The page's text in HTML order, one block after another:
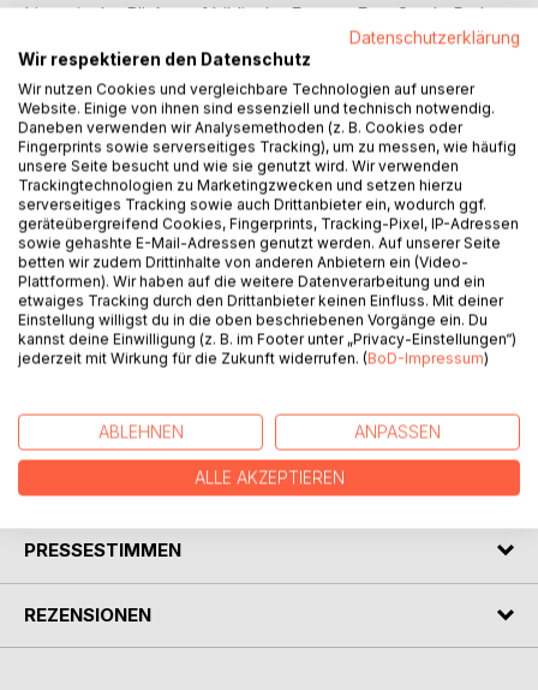
Literarische Blicke auf biblische Frauen. Eva, Sarah, Ruth,
Judith, Sulamith. Sie sind Heilige und Verführerinnen,
Mörderinnen, Mütter und Geliebte. Sie sind wissbegierig,
sanft, fromm und kämpferisch: Was ist interessant an
diesen Frauenfiguren? Sie sind allesamt Modelle für
religiöses Denken und Handeln. Und sie waren und sind
immer Impulsgeberinnen für literarisches und
künstlerisches Arbeiten.
Die Autorinnen dieses Bandes haben sich auf die Spuren
dieser Frauen begeben, haben sie ausgewertet und sich
entweder literaturwissenschaftlich oder literarisch ihren
Geschichten genähert. Die hier versammelten Beiträge
konfrontieren die biblischen Texte und ihre literarischen
sowie auch künstlerischen Adaptionen mit einer zum Teil
sehr individuellen Lesart, so dass von vertrauten Blicken
Geschichten und Lesarten entstehen
PRESSESTIMMEN
REZENSIONEN
Datenschutzerklärung
Wir respektieren den Datenschutz
Wir nutzen Cookies und vergleichbare Technologien auf unserer
Website. Einige von ihnen sind essenziell und technisch notwendig.
Daneben verwenden wir Analysemethoden (z. B. Cookies oder
Fingerprints sowie serverseitiges Tracking), um zu messen, wie häufig
unsere Seite besucht und wie sie genutzt wird. Wir verwenden
Trackingtechnologien zu Marketingzwecken und setzen hierzu
serverseitiges Tracking sowie auch Drittanbieter ein, wodurch ggf.
geräteübergreifend Cookies, Fingerprints, Tracking-Pixel, IP-Adressen
sowie gehashte E-Mail-Adressen genutzt werden. Auf unserer Seite
betten wir zudem Drittinhalte von anderen Anbietern ein (Video-
Plattformen). Wir haben auf die weitere Datenverarbeitung und ein
etwaiges Tracking durch den Drittanbieter keinen Einfluss. Mit deiner
Einstellung willigst du in die oben beschriebenen Vorgänge ein. Du
kannst deine Einwilligung (z. B. im Footer unter „Privacy-Einstellungen“)
jederzeit mit Wirkung für die Zukunft widerrufen. (BoD-Impressum)
ABLEHNEN ANPASSEN
ALLE AKZEPTIEREN